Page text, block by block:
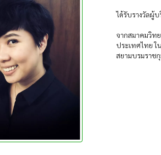
ได้รับรางวัลผู้
จากสมาคมวิท
ประเทศไทย ใ
สยามบรมราช